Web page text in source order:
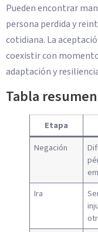
Pueden encontrar
persona perdida y
cotidiana. La
coexistir con
adaptación y
Tabla
Etapa
Negación
Ira